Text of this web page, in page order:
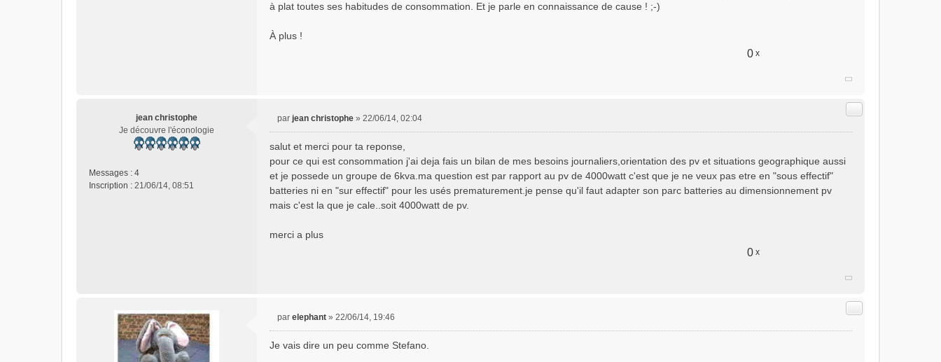
à plat toutes ses habitudes de consommation. Et je parle en connaissance de cause ! ;-)
À plus !
0 x
jean christophe
Je découvre l'éconologie
Messages : 4
Inscription : 21/06/14, 08:51
Citer
s
s
a
g
e
n
par jean christophe » 22/06/14, 02:04
salut et merci pour ta reponse,
pour ce qui est consommation j'ai deja fais un bilan de mes besoins journaliers,orientation des pv et situations geographique aussi
et je possede un groupe de 6kva.ma question est par rapport au pv de 4000watt c'est que je ne veux pas etre en "sous effectif"
batteries ni en "sur effectif" pour les usés prematurement.je pense qu'il faut adapter son parc batteries au dimensionnement pv
mais c'est la que je cale..soit 4000watt de pv.
merci a plus
0 x
Citer
s
par elephant » 22/06/14, 19:46
Je vais dire un peu comme Stefano.